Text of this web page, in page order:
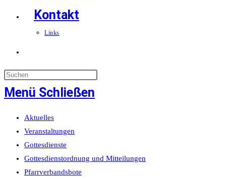
Kontakt
Links
Suche
umschalten
Menü Schließen
Aktuelles
Veranstaltungen
Gottesdienste
Gottesdienstordnung und Mitteilungen
Pfarrverbandsbote